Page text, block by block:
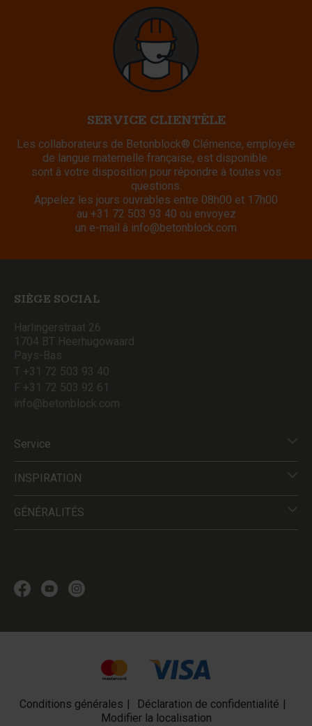
SERVICE CLIENTÈLE
Les collaborateurs de Betonblock® Clémence, employée
de langue maternelle française, est disponible.
sont à votre disposition pour répondre à toutes vos
questions.
Appelez les jours ouvrables entre 08h00 et 17h00
au +31 72 503 93 40 ou envoyez
un e-mail à info@betonblock.com
SIÈGE SOCIAL
Harlingerstraat 26
1704 BT Heerhugowaard
Pays-Bas
T +31 72 503 93 40
F +31 72 503 92 61
info@betonblock.com
Service
INSPIRATION
GÉNÉRALITÉS
Conditions générales
Déclaration de confidentialité
Modifier la localisation